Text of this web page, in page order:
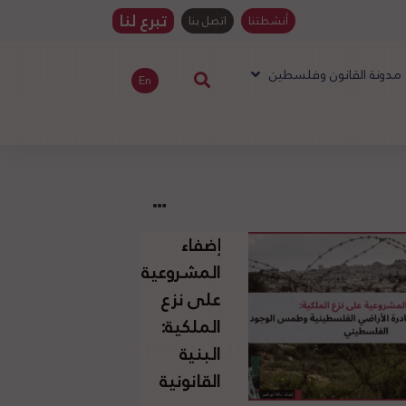
أنشطتنا اتصل بنا تبرع لنا
مدونة القانون وفلسطين En
إضفاء
المشروعية
على نزع
الملكية:
البنية
القانونية